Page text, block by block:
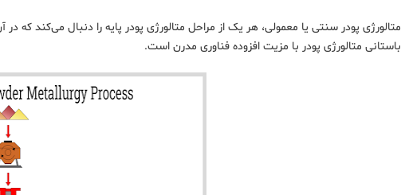
متالورژی پودر سنتی یا معمولی، هر یک از مراحل متالورژی پودر پایه را دنبال می‌کند که
باستانی متالورژی پودر با مزیت افزوده فناوری مدرن است.